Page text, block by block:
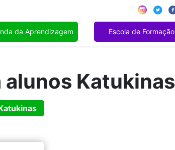
da Aprendizagem Escola de Formação
Katukinas